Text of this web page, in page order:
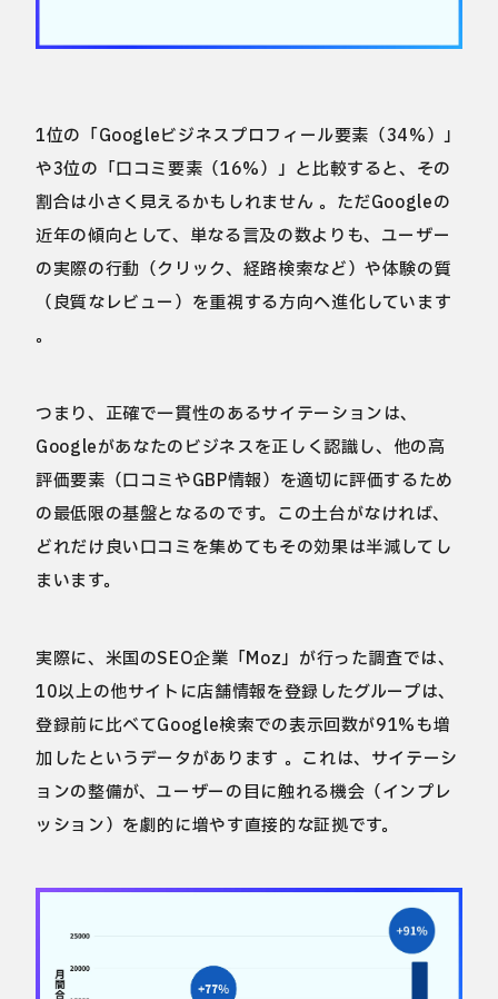
1位の「Googleビジネスプロフィール要素（34%）」
や3位の「口コミ要素（16%）」と比較すると、その
割合は小さく見えるかもしれません 。ただGoogleの
近年の傾向として、単なる言及の数よりも、ユーザー
の実際の行動（クリック、経路検索など）や体験の質
（良質なレビュー）を重視する方向へ進化しています
。
つまり、正確で一貫性のあるサイテーションは、
Googleがあなたのビジネスを正しく認識し、他の高
評価要素（口コミやGBP情報）を適切に評価するため
の最低限の基盤となるのです。この土台がなければ、
どれだけ良い口コミを集めてもその効果は半減してし
まいます。
実際に、米国のSEO企業「Moz」が行った調査では、
10以上の他サイトに店舗情報を登録したグループは、
登録前に比べてGoogle検索での表示回数が91%も増
加したというデータがあります 。これは、サイテーシ
ョンの整備が、ユーザーの目に触れる機会（インプレ
ッション）を劇的に増やす直接的な証拠です。